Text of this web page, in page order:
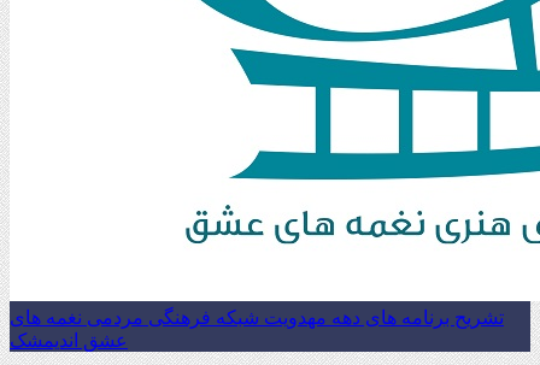
تشریح برنامه های دهه مهدویت شبکه فرهنگی مردمی نغمه های
عشق اندیمشک